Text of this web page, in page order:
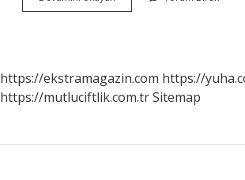
Için
Bisiklet
Mi
https://ekstramagazin.com https://
https://mutluciftlik.com.trSitemap